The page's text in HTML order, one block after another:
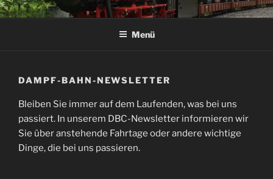
Zum
InhaltDAMPF-BAHN-CLUB
SPROCKHÖVEL E.V.
Menü
DAMPF-BAHN-NEWSLETTER
Bleiben Sie immer auf dem Laufenden, was bei uns
passiert. In unserem DBC-Newsletter informieren wir
Sie über anstehende Fahrtage oder andere wichtige
Dinge, die bei uns passieren.